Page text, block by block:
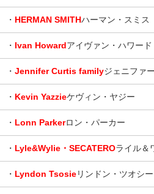
・ HERMAN SMITHハーマン・スミス
・ Ivan Howardアイヴァン・ハワード
・ Jennifer Curtis familyジェニファ
・ Kevin Yazzieケヴィン・ヤジー
・ Lonn Parkerロン・パーカー
・ Lyle&Wylie・SECATEROライル＆
・ Lyndon Tsosieリンドン・ツオシー